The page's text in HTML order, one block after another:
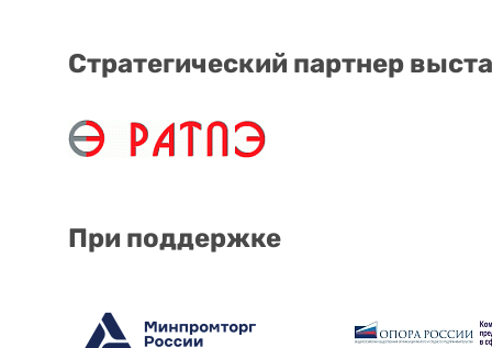
Стратегический партнер
При поддержке